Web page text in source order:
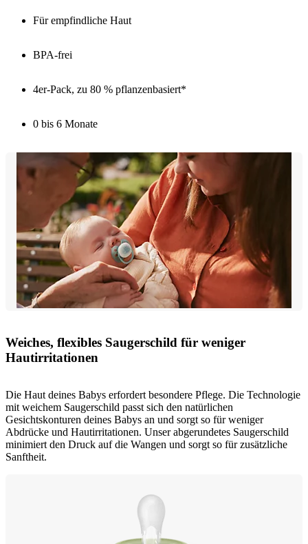
Für empfindliche Haut
BPA-frei
4er-Pack, zu 80 % pflanzenbasiert*
0 bis 6 Monate
Weiches, flexibles Saugerschild für weniger
Hautirritationen
Die Haut deines Babys erfordert besondere Pflege. Die Technologie
mit weichem Saugerschild passt sich den natürlichen
Gesichtskonturen deines Babys an und sorgt so für weniger
Abdrücke und Hautirritationen. Unser abgerundetes Saugerschild
minimiert den Druck auf die Wangen und sorgt so für zusätzliche
Sanftheit.